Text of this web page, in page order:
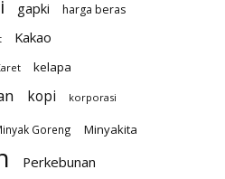
gapki harga beras
Kakao
kelapa
kopi korporasi
Goreng Minyakita
Perkebunan